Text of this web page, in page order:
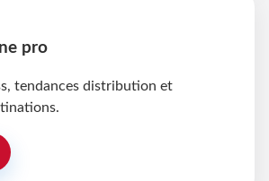
pro
tendances distribution et